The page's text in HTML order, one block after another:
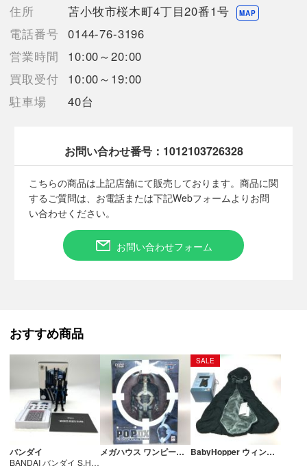
【こちらの商品は在庫連動システムを導入し、店頭や他ネットシ
ョップと併売を行なっておりますが、
タイミングによりシステムの反映が間に合わず欠品となってしま
う場合がございます。
売切れの場合は、ご購入をキャンセルさせていただく場合がござ
います。】
こちらの商品はお客様から買取させていただいた商品であり、
人の手を経た商品です。
■弊社からは、ご落札やご購入いただいた全てのお客様に評価を
行なっております。
評価ご不要のお客様は、ご落札・ご購入をお控えください。
■弊社（株式会社オカモトＲＭＣ）を装った偽装サイトにご注意
住所 苫小牧市桜木町4丁目20番1号 MAP
電話番号 0144-76-3196
営業時間
10:00～20:00
買取受付
10:00～19:00
駐車場
40台
お問い合わせ番号： 1012103726328
こちらの商品は上記店舗にて販売しております。商品に関
するご質問は、お電話または下記Webフォームよりお問
い合わせください。
お問い合わせフォーム
おすすめ商品
バンダイ
BANDAI バンダイ S.H.Figuarts 仮面ライダーディエンド 真骨彫製法 開封品 本体用ブリスター欠品 Aランク
メガハウス ワンピース フィギュア P.O.P DX バーソロミュー・くま 純正台座欠品 持ち手・聖書パーツに接着跡有 Cランク
SALE
BabyHopper ウィンターカバー グレー マルチプル防寒ケープ タグ付 未使用品 Sランク